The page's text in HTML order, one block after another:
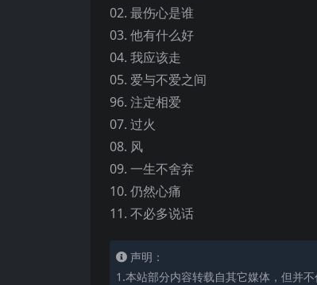
02. 最伤心是谁
03. 他有什么好
04. 我应该走
05. 爱与不爱之间
96. 注定相爱
07. 过火
08. 风
09. 一生不舍弃
10. 仍然心痛
11. 不必多说话
声明：
1.本站部分内容转载自其它媒体，但并